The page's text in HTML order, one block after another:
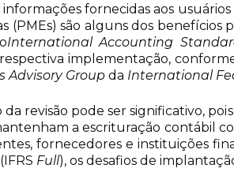
fornecidas aos
(PMEs) são alguns dos
International Accounting
implementação,
Advisory Group da International
da revisão pode ser significativo,
a escrituração contábil
fornecedores e instituições
Full), os desafios de